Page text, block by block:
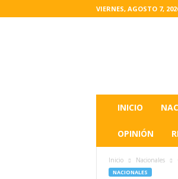
VIERNES, AGOSTO 7,
INICIO
OPINIÓN
Inicio Nacionales
NACIONALES